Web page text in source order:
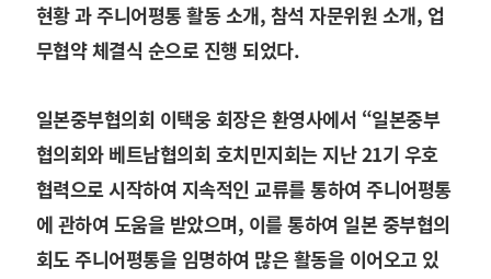
현황 과 주니어평통 활동 소개, 참석 자문위원 소개, 업
무협약 체결식 순으로 진행 되었다.
일본중부협의회 이택웅 회장은 환영사에서 “일본중부
협의회와 베트남협의회 호치민지회는 지난 21기 우호
협력으로 시작하여 지속적인 교류를 통하여 주니어평통
에 관하여 도움을 받았으며, 이를 통하여 일본 중부협의
회도 주니어평통을 임명하여 많은 활동을 이어오고 있